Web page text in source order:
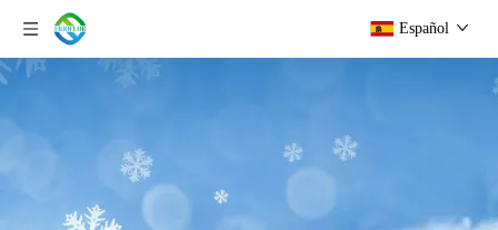
Español